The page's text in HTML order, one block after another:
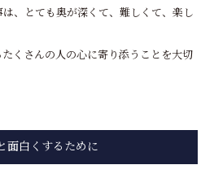
、とても奥が深くて、難しくて、楽し
くさんの人の心に寄り添うことを大切
面白くするために